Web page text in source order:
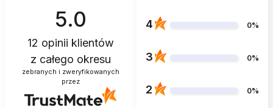
5.0
12 opinii klientów
z całego okresu
zebranych i zweryfikowanych
przez
4 0%
3 0%
2 0%